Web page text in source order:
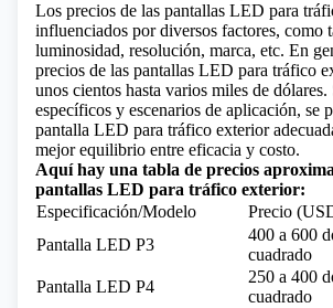
Los precios de las pantallas LED para
influenciados por diversos factores, como
luminosidad, resolución, marca, etc. En
precios de las pantallas LED para tráfico
unos cientos hasta varios miles de
específicos y escenarios de aplicación, se
pantalla LED para tráfico exterior
mejor equilibrio entre eficacia y costo.
Aquí hay una tabla de precios
pantallas LED para tráfico exterior:
Especificación/Modelo
Precio
Pantalla LED P3
400 a 600
cuadrado
Pantalla LED P4
250 a 400
cuadrado